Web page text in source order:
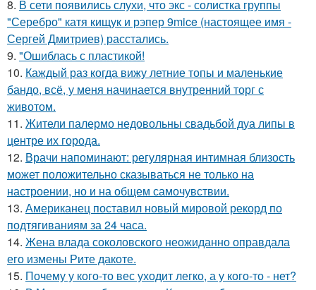
8. В сети появились слухи, что экс - солистка группы
"Серебро" катя кищук и рэпер 9mice (настоящее имя -
Сергей Дмитриев) расстались.
9. "Ошиблась с пластикой!
10. Каждый раз когда вижу летние топы и маленькие
бандо, всё, у меня начинается внутренний торг с
животом.
11. Жители палермо недовольны свадьбой дуа липы в
центре их города.
12. Врачи напоминают: регулярная интимная близость
может положительно сказываться не только на
настроении, но и на общем самочувствии.
13. Американец поставил новый мировой рекорд по
подтягиваниям за 24 часа.
14. Жена влада соколовского неожиданно оправдала
его измены Рите дакоте.
15. Почему у кого-то вес уходит легко, а у кого-то - нет?